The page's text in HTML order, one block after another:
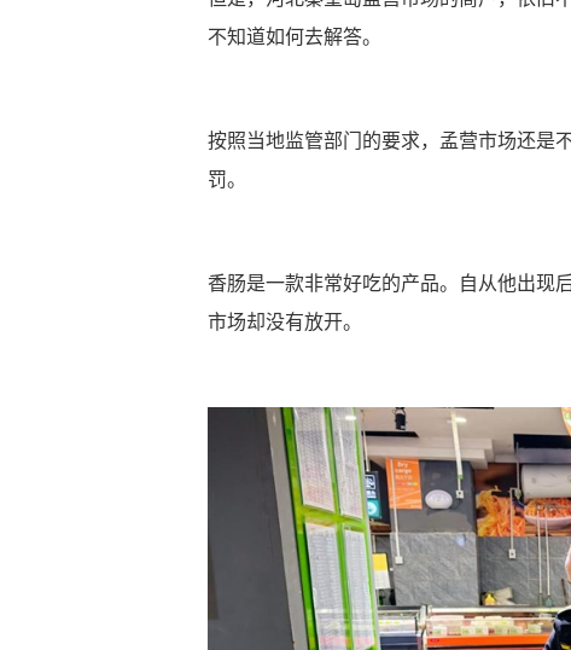
不知道如何去解答。
按照当地监管部门的要求，孟营市场还是
罚。
香肠是一款非常好吃的产品。自从他出现
市场却没有放开。